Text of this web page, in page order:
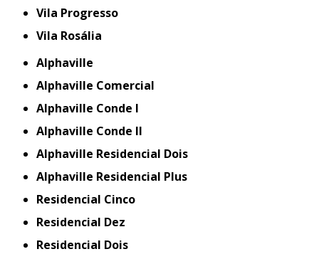
Vila Progresso
Vila Rosália
Alphaville
Alphaville Comercial
Alphaville Conde I
Alphaville Conde II
Alphaville Residencial Dois
Alphaville Residencial Plus
Residencial Cinco
Residencial Dez
Residencial Dois